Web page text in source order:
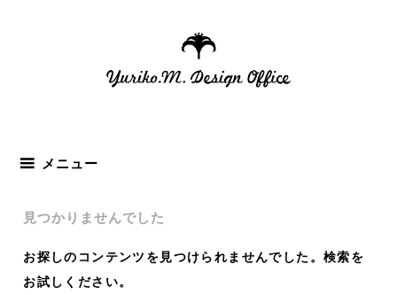
ス
メニュー
見つかりませんでした
お探しのコンテンツを見つけられませんでした。検索を
お試しください。